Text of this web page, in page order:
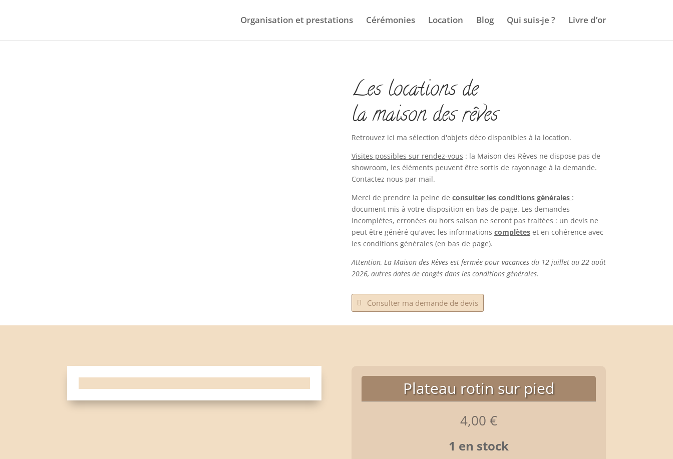
Organisation et prestations Cérémonies Location Blog Qui suis-je ? Livre d’or
Les locations de
la maison des rêves
Retrouvez ici ma sélection d'objets déco disponibles à la location.
Visites possibles sur rendez-vous : la Maison des Rêves ne dispose pas de
showroom, les éléments peuvent être sortis de rayonnage à la demande.
Contactez nous par mail.
Merci de prendre la peine de consulter les conditions générales :
document mis à votre disposition en bas de page. Les demandes
incomplètes, erronées ou hors saison ne seront pas traitées : un devis ne
peut être généré qu'avec les informations complètes et en cohérence avec
les conditions générales (en bas de page).
Attention, La Maison des Rêves est fermée pour vacances du 12 juillet au 22 août
2026, autres dates de congés dans les conditions générales.
Consulter ma demande de devis
Plateau rotin sur pied
4,00 €
1 en stock